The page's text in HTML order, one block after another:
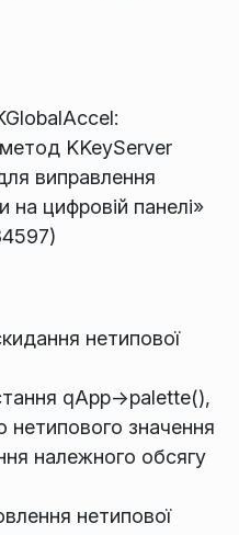
KKeyServer
виправлення
на цифровій панелі»
нетипової
qApp->palette(),
нетипового значення
належного обсягу
нетипової